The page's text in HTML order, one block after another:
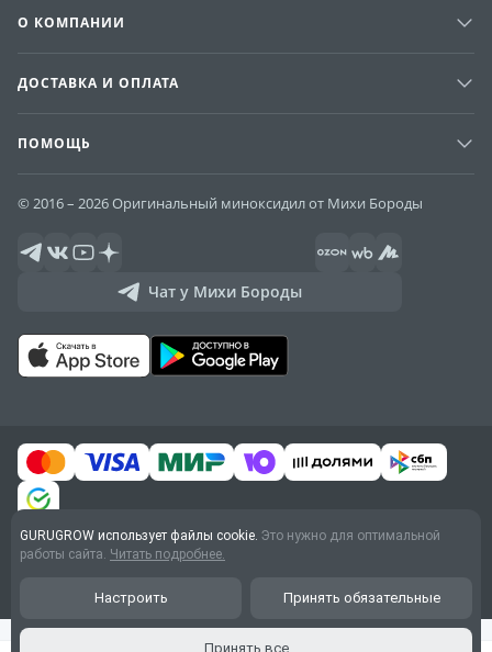
О КОМПАНИИ
ДОСТАВКА И ОПЛАТА
ПОМОЩЬ
© 2016 – 2026 Оригинальный миноксидил от Михи Бороды
Чат у Михи Бороды
Договор оферты
GURUGROW использует файлы cookie. Это нужно для оптимальной
работы сайта. Читать подробнее.
Настроить Принять обязательные
Принять все